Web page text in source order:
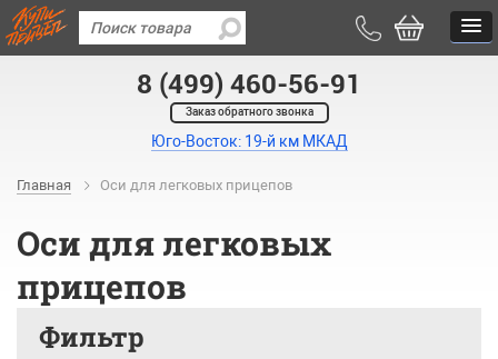
8 (499) 460-56-91
Заказ обратного звонка
Юго-Восток: 19-й км МКАД
Главная Оси для легковых прицепов
Оси для легковых
прицепов
Фильтр